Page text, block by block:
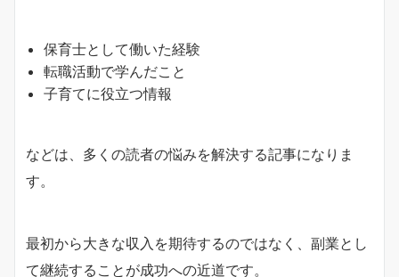
保育士として働いた経験
転職活動で学んだこと
子育てに役立つ情報
などは、多くの読者の悩みを解決する記事になりま
す。
最初から大きな収入を期待するのではなく、副業とし
て継続することが成功への近道です。